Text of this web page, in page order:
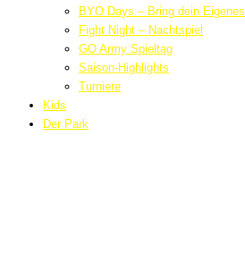
BYO Days – Bring dein Eigenes
Fight Night – Nachtspiel
GO Army Spieltag
Saison-Highlights
Turniere
Kids
Der Park